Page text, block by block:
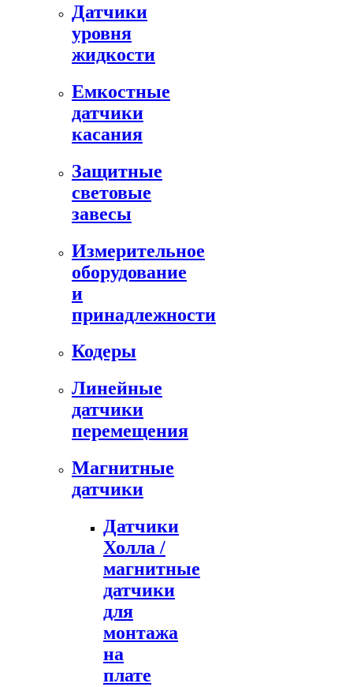
Датчики
уровня
жидкости
Емкостные
датчики
касания
Защитные
световые
завесы
Измерительное
оборудование
и
принадлежности
Кодеры
Линейные
датчики
перемещения
Магнитные
датчики
Датчики
Холла /
магнитные
датчики
для
монтажа
на
плате